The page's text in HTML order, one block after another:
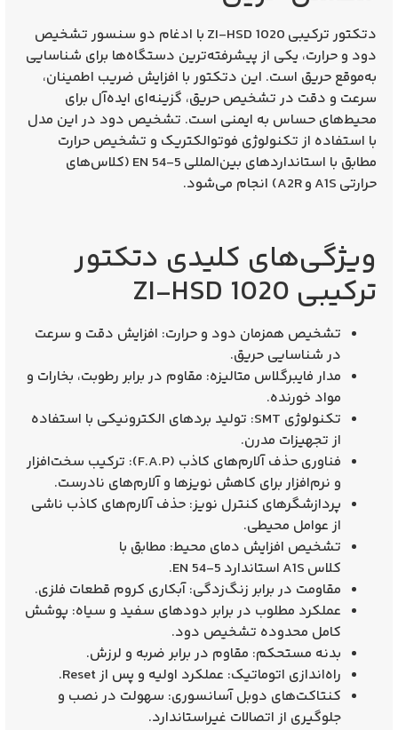
دتکتور ترکیبی ZI-HSD 1020 با ادغام دو سنسور تشخیص
دود و حرارت، یکی از پیشرفته‌ترین دستگاه‌ها برای شناسایی
به‌موقع حریق است. این دتکتور با افزایش ضریب اطمینان،
سرعت و دقت در تشخیص حریق، گزینه‌ای ایده‌آل برای
محیط‌های حساس به ایمنی است. تشخیص دود در این مدل
با استفاده از تکنولوژی فوتوالکتریک و تشخیص حرارت
مطابق با استانداردهای بین‌المللی EN 54-5 (کلاس‌های
حرارتی A1S وA2R) انجام می‌شود.
ویژگی‌های کلیدی دتکتور
ترکیبی ZI-HSD 1020
تشخیص همزمان دود و حرارت: افزایش دقت و سرعت
در شناسایی حریق.
مدار فایبرگلاس متالیزه: مقاوم در برابر رطوبت، بخارات و
مواد خورنده.
تکنولوژی SMT
: تولید بردهای الکترونیکی با استفاده
از تجهیزات مدرن.
فناوری حذف آلارم‌های کاذب (F.A.P)
: ترکیب سخت‌افزار
و نرم‌افزار برای کاهش نویزها و آلارم‌های نادرست.
پردازشگرهای کنترل نویز: حذف آلارم‌های کاذب ناشی
از عوامل محیطی.
تشخیص افزایش دمای محیط: مطابق با
کلاس A1S استاندارد EN 54-5
.
مقاومت در برابر زنگ‌زدگی: آبکاری کروم قطعات فلزی.
عملکرد مطلوب در برابر دودهای سفید و سیاه: پوشش
کامل محدوده تشخیص دود.
بدنه مستحکم: مقاوم در برابر ضربه و لرزش.
راه‌اندازی اتوماتیک: عملکرد اولیه و پس از Reset.
کنتاکت‌های دوبل آسانسوری: سهولت در نصب و
جلوگیری از اتصالات غیراستاندارد.